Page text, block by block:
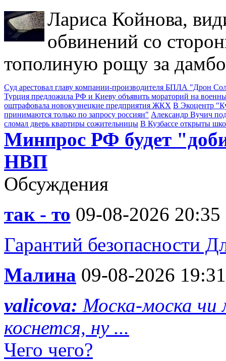
Лариса Койнова,
обвинений со
тополиную рощу за
Суд арестовал главу компании-производителя БПЛА "Дрон
Турция предложила РФ и Киеву объявить мораторий на
оштрафовала новокузнецкие предприятия ЖКХ В Экоцентр
принимаются только по запросу россиян" Александр Вучич
сломал дверь квартиры сожительницы В Кузбассе открыты
Минпрос РФ будет
НВП
Обсуждения
так - то 09-08-2026 20:35
Гарантий безопасности
Малина 09-08-2026 19:31
valicova: Моска-моска чи
коснется, ну ...
Чего чего?